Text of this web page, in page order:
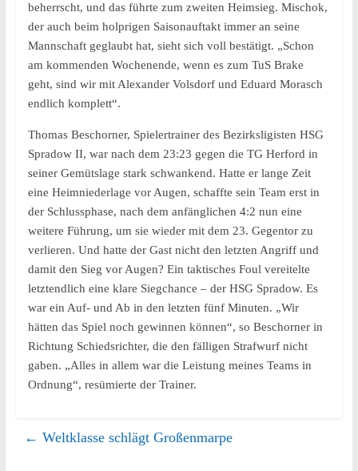
beherrscht, und das führte zum zweiten Heimsieg. Mischok,
der auch beim holprigen Saisonauftakt immer an seine
Mannschaft geglaubt hat, sieht sich voll bestätigt. „Schon
am kommenden Wochenende, wenn es zum TuS Brake
geht, sind wir mit Alexander Volsdorf und Eduard Morasch
endlich komplett“.
Thomas Beschorner, Spielertrainer des Bezirksligisten HSG
Spradow II, war nach dem 23:23 gegen die TG Herford in
seiner Gemütslage stark schwankend. Hatte er lange Zeit
eine Heimniederlage vor Augen, schaffte sein Team erst in
der Schlussphase, nach dem anfänglichen 4:2 nun eine
weitere Führung, um sie wieder mit dem 23. Gegentor zu
verlieren. Und hatte der Gast nicht den letzten Angriff und
damit den Sieg vor Augen? Ein taktisches Foul vereitelte
letztendlich eine klare Siegchance – der HSG Spradow. Es
war ein Auf- und Ab in den letzten fünf Minuten. „Wir
hätten das Spiel noch gewinnen können“, so Beschorner in
Richtung Schiedsrichter, die den fälligen Strafwurf nicht
gaben. „Alles in allem war die Leistung meines Teams in
Ordnung“, resümierte der Trainer.
← Weltklasse schlägt Großenmarpe